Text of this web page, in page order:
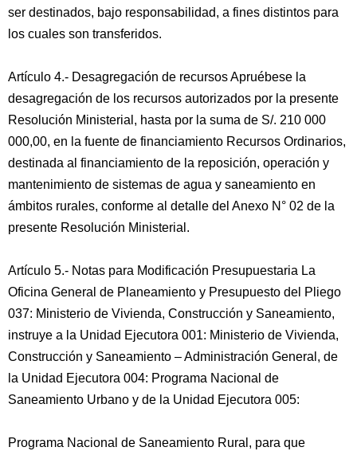
ser destinados, bajo responsabilidad, a fines distintos para
los cuales son transferidos.
Artículo 4.- Desagregación de recursos Apruébese la
desagregación de los recursos autorizados por la presente
Resolución Ministerial, hasta por la suma de S/. 210 000
000,00, en la fuente de financiamiento Recursos Ordinarios,
destinada al financiamiento de la reposición, operación y
mantenimiento de sistemas de agua y saneamiento en
ámbitos rurales, conforme al detalle del Anexo N° 02 de la
presente Resolución Ministerial.
Artículo 5.- Notas para Modificación Presupuestaria La
Oficina General de Planeamiento y Presupuesto del Pliego
037: Ministerio de Vivienda, Construcción y Saneamiento,
instruye a la Unidad Ejecutora 001: Ministerio de Vivienda,
Construcción y Saneamiento – Administración General, de
la Unidad Ejecutora 004: Programa Nacional de
Saneamiento Urbano y de la Unidad Ejecutora 005:
Programa Nacional de Saneamiento Rural, para que